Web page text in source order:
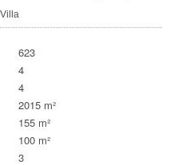
Villa
623
4
4
2015 m²
155 m²
100 m²
3